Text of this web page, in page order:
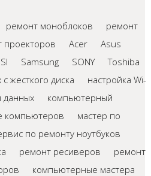
ремонт моноблоков
ремонт
проекторов Acer
Asus
Samsung SONY
Toshiba
жесткого диска
настройка Wi-
данных
компьютерный
компьютеров
мастер по
по ремонту ноутбуков
ремонт ресиверов
ремонт
компьютерные мастера